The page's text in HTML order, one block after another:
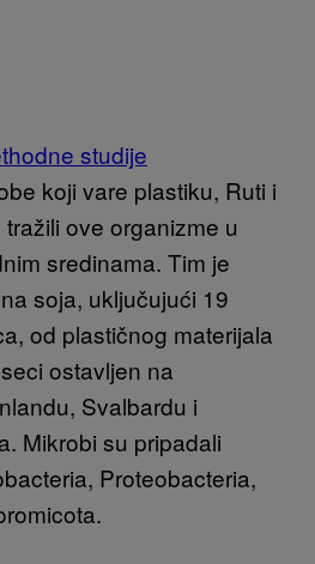
studije
koji vare plastiku, Ruti i
ove organizme u
sredinama. Tim je
soja, uključujući 19
od plastičnog materijala
ostavljen na
Svalbardu i
Mikrobi su pripadali
Proteobacteria,